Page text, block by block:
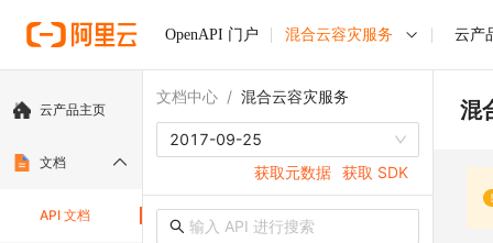
OpenAPI 门户 混合云容灾服务 云产
云产品主页
文档
API 文档
文档中心 / 混合云容灾服务
2017-09-25
获取元数据 获取 SDK
混